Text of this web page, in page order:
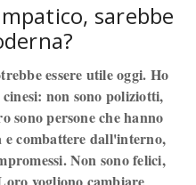
sarebbe
essere utile oggi. Ho
non sono poliziotti,
sono persone che hanno
e combattere dall'interno,
Non sono felici,